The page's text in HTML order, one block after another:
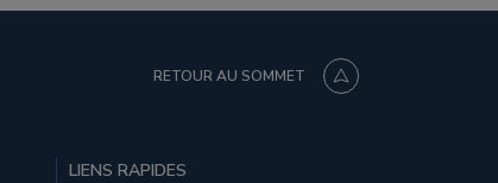
RETOUR AU SOMMET
LIENS RAPIDES